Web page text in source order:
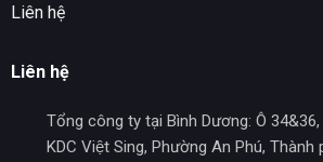
Liên hệ
Liên hệ
Tổng công ty tại Bình Dương: Ô
KDC Việt Sing, Phường An Phú, Thành